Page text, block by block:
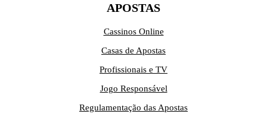
APOSTAS
Cassinos Online
Casas de Apostas
Profissionais e TV
Jogo Responsável
Regulamentação das Apostas